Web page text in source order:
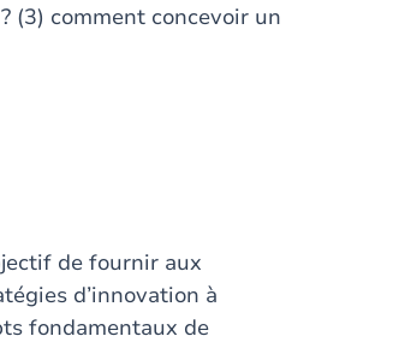
(3) comment concevoir un
de fournir aux
d’innovation à
fondamentaux de